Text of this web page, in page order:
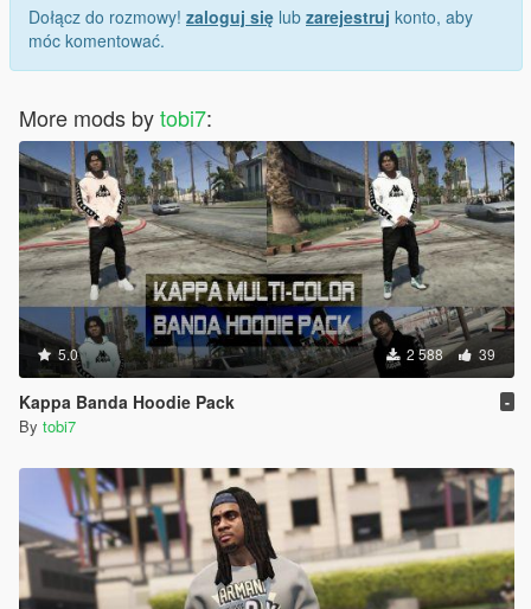
Dołącz do rozmowy! zaloguj się lub zarejestruj konto, aby
móc komentować.
More mods bytobi7:
5.0 2 588 39
Kappa Banda Hoodie Pack -
By tobi7